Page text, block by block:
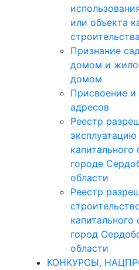
или объекта
строительства
Признание
домом и
домом
Присвоение и
адресов
Реестр
капитального
городе
области
Реестр
капитального
город
области
КОНКУРСЫ,